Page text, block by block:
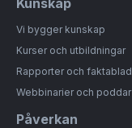
Kunskap
Vi bygger kunskap
Kurser och utbildningar
Rapporter och faktablad
Webbinarier och poddar
Påverkan